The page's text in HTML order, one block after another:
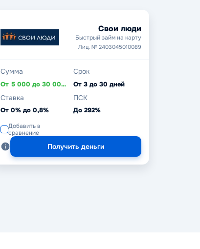
Свои люди
Быстрый займ на карту
Лиц. № 2403045010089
Сумма
От 5 000 до 30 000 ₽
Срок
От 3 до 30 дней
Ставка
От 0% до 0,8%
ПСК
До 292%
Добавить в
сравнение
Получить деньги